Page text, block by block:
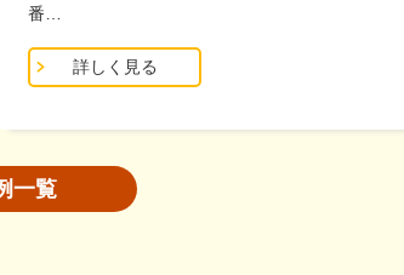
番…
詳しく見る
一覧